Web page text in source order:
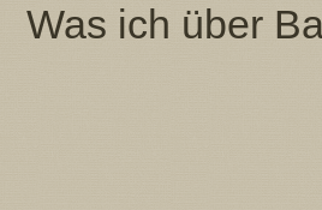
Was ich über